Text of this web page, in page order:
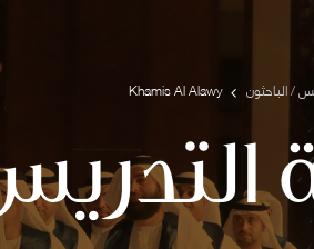
/ الباحثون Khamis Al Alawy